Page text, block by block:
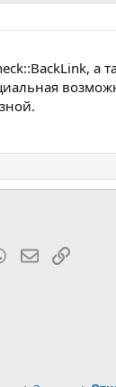
WhatsAppСсылка